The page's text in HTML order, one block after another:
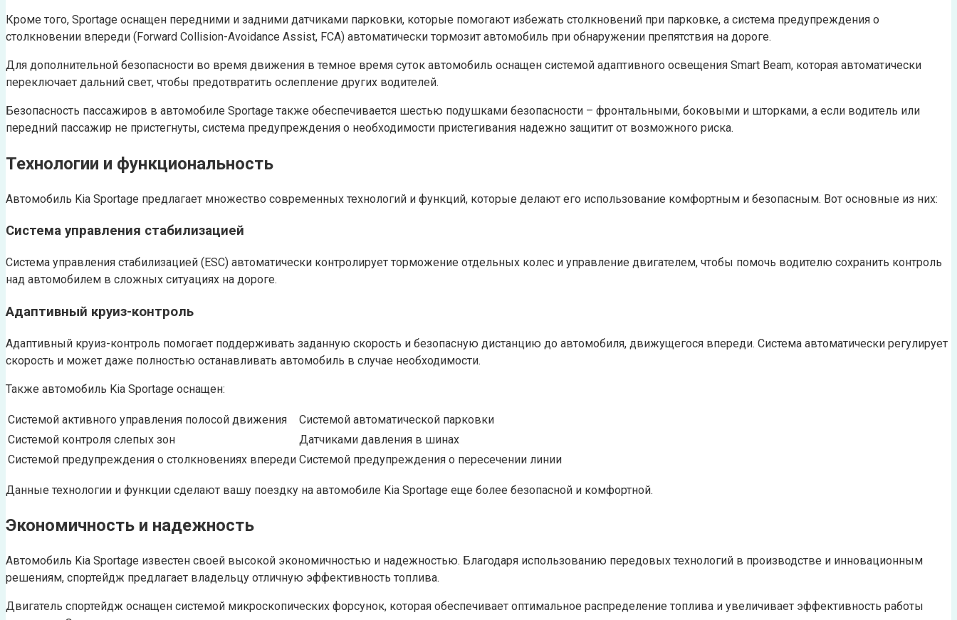
Кроме того, Sportage оснащен передними и задними датчиками парковки, которые помогают избежать столкновений при парковке, а система предупреждения о
столкновении впереди (Forward Collision-Avoidance Assist, FCA) автоматически тормозит автомобиль при обнаружении препятствия на дороге.
Для дополнительной безопасности во время движения в темное время суток автомобиль оснащен системой адаптивного освещения Smart Beam, которая автоматически
переключает дальний свет, чтобы предотвратить ослепление других водителей.
Безопасность пассажиров в автомобиле Sportage также обеспечивается шестью подушками безопасности – фронтальными, боковыми и шторками, а если водитель или
передний пассажир не пристегнуты, система предупреждения о необходимости пристегивания надежно защитит от возможного риска.
Технологии и функциональность
Автомобиль Kia Sportage предлагает множество современных технологий и функций, которые делают его использование комфортным и безопасным. Вот основные из них:
Система управления стабилизацией
Система управления стабилизацией (ESC) автоматически контролирует торможение отдельных колес и управление двигателем, чтобы помочь водителю сохранить контроль
над автомобилем в сложных ситуациях на дороге.
Адаптивный круиз-контроль
Адаптивный круиз-контроль помогает поддерживать заданную скорость и безопасную дистанцию до автомобиля, движущегося впереди. Система автоматически регулирует
скорость и может даже полностью останавливать автомобиль в случае необходимости.
Также автомобиль Kia Sportage оснащен:
Системой активного управления полосой движения
Системой автоматической парковки
Системой контроля слепых зон
Датчиками давления в шинах
Системой предупреждения о столкновениях впереди Системой предупреждения о пересечении линии
Данные технологии и функции сделают вашу поездку на автомобиле Kia Sportage еще более безопасной и комфортной.
Экономичность и надежность
Автомобиль Kia Sportage известен своей высокой экономичностью и надежностью. Благодаря использованию передовых технологий в производстве и инновационным
решениям, спортейдж предлагает владельцу отличную эффективность топлива.
Двигатель спортейдж оснащен системой микроскопических форсунок, которая обеспечивает оптимальное распределение топлива и увеличивает эффективность работы